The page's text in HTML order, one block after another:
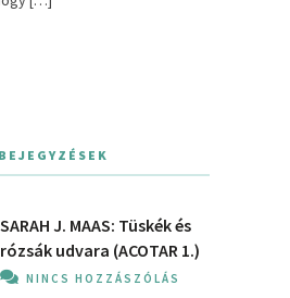
SARAH J. MAAS: Tüskék és
rózsák udvara (ACOTAR 1.)
NINCS HOZZÁSZÓLÁS